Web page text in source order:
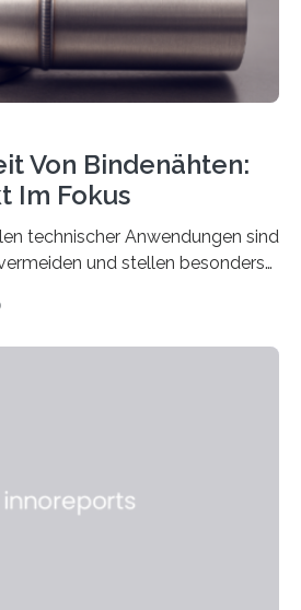
Von Bindenähten:
Im Fokus
technischer Anwendungen sind
und stellen besonders
Herausforderung dar.
Einsatz von Rezyklaten